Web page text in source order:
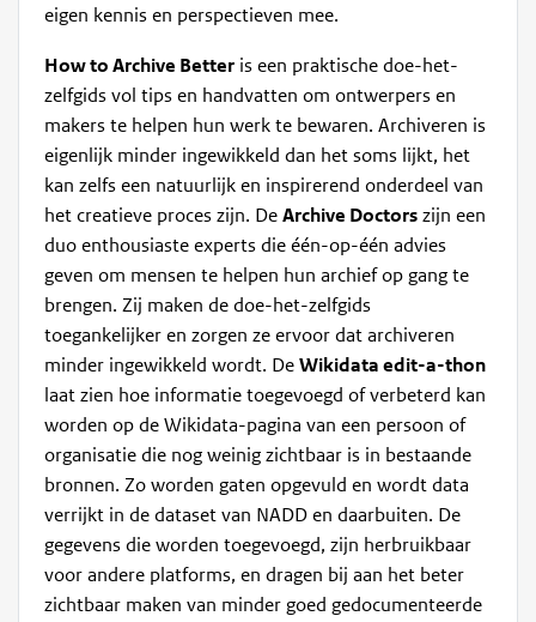
eigen kennis en perspectieven mee.
How to Archive Better is een praktische doe-het-
zelfgids vol tips en handvatten om ontwerpers en
makers te helpen hun werk te bewaren. Archiveren is
eigenlijk minder ingewikkeld dan het soms lijkt, het
kan zelfs een natuurlijk en inspirerend onderdeel van
het creatieve proces zijn. DeArchive Doctors zijn een
duo enthousiaste experts die één-op-één advies
geven om mensen te helpen hun archief op gang te
brengen. Zij maken de doe-het-zelfgids
toegankelijker en zorgen ze ervoor dat archiveren
minder ingewikkeld wordt. DeWikidata edit-a-thon
laat zien hoe informatie toegevoegd of verbeterd kan
worden op de Wikidata-pagina van een persoon of
organisatie die nog weinig zichtbaar is in bestaande
bronnen. Zo worden gaten opgevuld en wordt data
verrijkt in de dataset van NADD en daarbuiten. De
gegevens die worden toegevoegd, zijn herbruikbaar
voor andere platforms, en dragen bij aan het beter
zichtbaar maken van minder goed gedocumenteerde